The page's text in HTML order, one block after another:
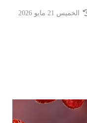
الخميس 21 مايو 2026